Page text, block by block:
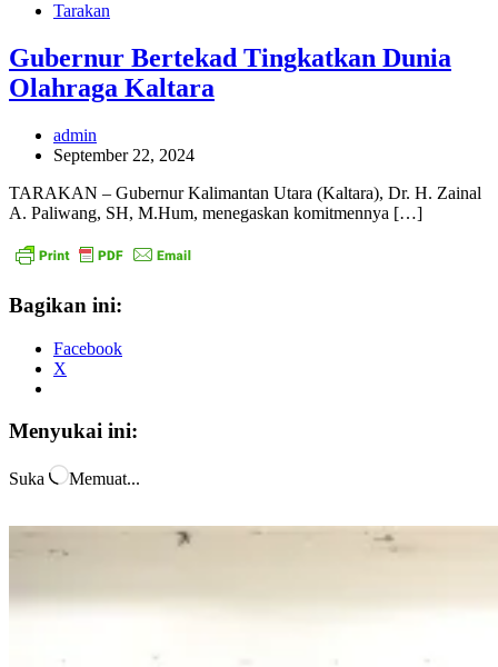
Tarakan
Gubernur Bertekad Tingkatkan Dunia
Olahraga Kaltara
admin
September 22, 2024
TARAKAN – Gubernur Kalimantan Utara (Kaltara), Dr. H. Zainal
A. Paliwang, SH, M.Hum, menegaskan komitmennya […]
Bagikan ini:
Facebook
X
Menyukai ini:
Suka Memuat...